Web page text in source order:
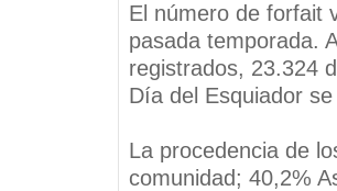
El número de forfait
pasada temporada.
registrados, 23.324
Día del Esquiador
La procedencia de
comunidad; 40,2%